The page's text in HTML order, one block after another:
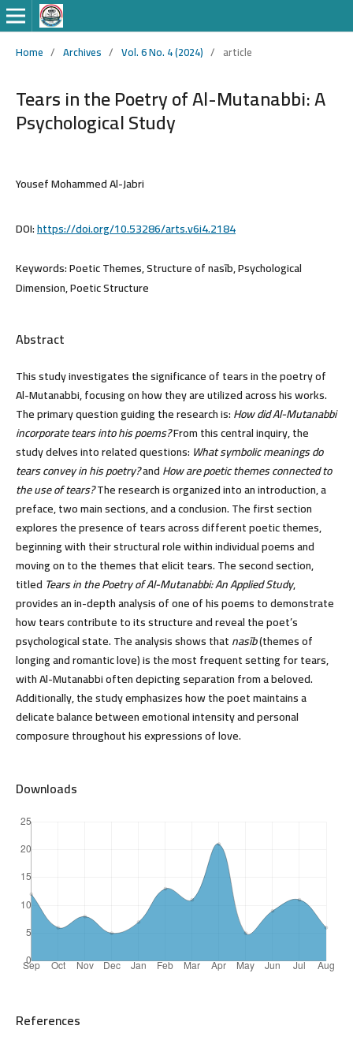
Home / Archives / Vol. 6 No. 4 (2024) / article
Tears in the Poetry of Al-Mutanabbi: A
Psychological Study
Yousef Mohammed Al-Jabri
DOI:https://doi.org/10.53286/arts.v6i4.2184
Keywords:Poetic Themes, Structure of nasīb, Psychological
Dimension, Poetic Structure
Abstract
This study investigates the significance of tears in the poetry of
Al-Mutanabbi, focusing on how they are utilized across his works.
The primary question guiding the research is:How did Al-Mutanabbi
incorporate tears into his poems?From this central inquiry, the
study delves into related questions: What symbolic meanings do
tears convey in his poetry?andHow are poetic themes connected to
the use of tears?The research is organized into an introduction, a
preface, two main sections, and a conclusion. The first section
explores the presence of tears across different poetic themes,
beginning with their structural role within individual poems and
moving on to the themes that elicit tears. The second section,
titled Tears in the Poetry of Al-Mutanabbi: An Applied Study,
provides an in-depth analysis of one of his poems to demonstrate
how tears contribute to its structure and reveal the poet’s
psychological state. The analysis shows thatnasīb(themes of
longing and romantic love) is the most frequent setting for tears,
with Al-Mutanabbi often depicting separation from a beloved.
Additionally, the study emphasizes how the poet maintains a
delicate balance between emotional intensity and personal
composure throughout his expressions of love.
Downloads
References